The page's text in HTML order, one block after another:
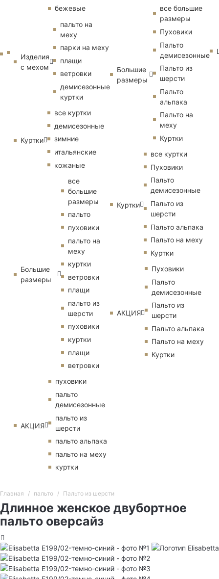
бежевые
Изделия
с мехом
пальто на
меху
парки на меху
плащи
ветровки
демисезонные
куртки
Куртки
все куртки
демисезонные
зимние
итальянские
кожаные
Большие
размеры
все
большие
размеры
пальто
пуховики
пальто на
меху
куртки
ветровки
плащи
пальто из
шерсти
пуховики
куртки
плащи
ветровки
АКЦИЯ
пуховики
пальто
демисезонные
пальто из
шерсти
пальто альпака
пальто на меху
куртки
Большие
размеры
все большие
размеры
Пуховики
Пальто
демисезонные
Пальто из
шерсти
Пальто
альпака
Пальто на
меху
Куртки
Куртки
все куртки
Пуховики
Пальто
демисезонные
Пальто из
шерсти
Пальто альпака
Пальто на меху
Куртки
АКЦИЯ
Пуховики
Пальто
демисезонные
Пальто из
шерсти
Пальто альпака
Пальто на меху
Куртки
Главная пальто Пальто из шерсти
Длинное женское двубортное
пальто оверсайз